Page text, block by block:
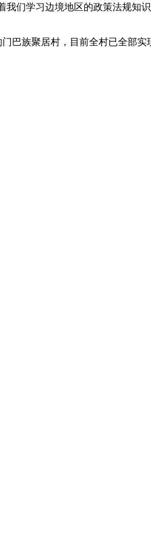
们学习边境地区的政策法规知
族聚居村，目前全村已全部实